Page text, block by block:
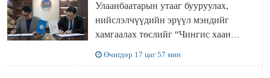
Улаанбаатарын утааг бууруулах,
нийслэлчүүдийн эрүүл мэндийг
хамгаалах төслийг “Чингис хаан
Өчигдөр 17 цаг 57 мин